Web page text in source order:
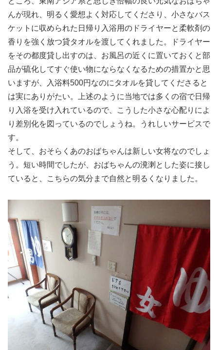
んが現れ、明るく愛想よく対応してくださり、小さなバス
ケットに収められた日帰り入浴用のドライヤーと柔軟剤の
香りを強く放つ貸タオルを渡してくれました。ドライヤー
をその都度貸し出すのは、お風呂の近くに置いておくと部
品が硫化してすぐ使い物にならなくなるための措置かと思
いますが、入浴料500円なのにタオルを貸してくださると
は実にありがたい。上述のように当地では多くの宿で日帰
り入浴を受け入れているので、こうした小さな心配りによ
り差別化を図っているのでしょうね。うれしいサービスで
す。
そして、おそらくあのおばちゃんは新しい女将なのでしょ
う。短い時間でしたが、おばちゃんの溌溂とした姿に接し
ていると、こちらの気分まで自然と明るくなりました。